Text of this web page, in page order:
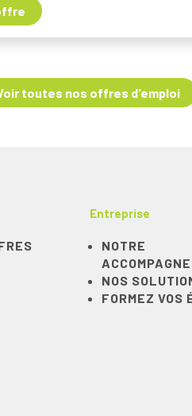
toutes nos offres d'emploi
Entreprise
NOTRE
NOS
FORMEZ VOS